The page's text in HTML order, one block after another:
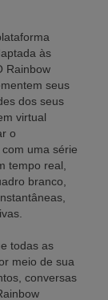
às
Rainbow
seus
dos seus
virtual
o
uma série
tempo real,
branco,
todas as
meio de sua
conversas